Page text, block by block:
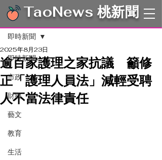
TaoNews 桃新聞
文章
即時新聞
市政
財經
藝文
教育
生活
即時新聞
逾百家護理之家抗議 籲修
正「護理人員法」減輕受聘
人不當法律責任
2025年8月23日